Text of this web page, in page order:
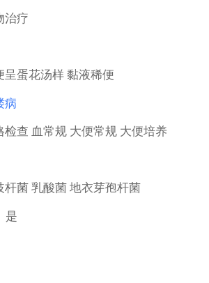
治疗
呈蛋花汤样 黏液稀便
病
检查 血常规 大便常规 大便培养
杆菌 乳酸菌 地衣芽孢杆菌
是